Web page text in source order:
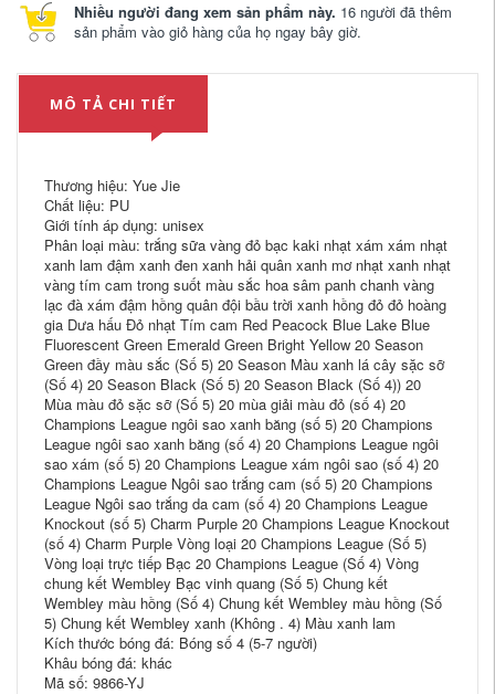
Nhiều người đang xem sản phẩm này. 16 người đã thêm
sản phẩm vào giỏ hàng của họ ngay bây giờ.
MÔ TẢ CHI TIẾT
Thương hiệu: Yue Jie
Chất liệu: PU
Giới tính áp dụng: unisex
Phân loại màu: trắng sữa vàng đỏ bạc kaki nhạt xám xám nhạt
xanh lam đậm xanh đen xanh hải quân xanh mơ nhạt xanh nhạt
vàng tím cam trong suốt màu sắc hoa sâm panh chanh vàng
lạc đà xám đậm hồng quân đội bầu trời xanh hồng đỏ đỏ hoàng
gia Dưa hấu Đỏ nhạt Tím cam Red Peacock Blue Lake Blue
Fluorescent Green Emerald Green Bright Yellow 20 Season
Green đầy màu sắc (Số 5) 20 Season Màu xanh lá cây sặc sỡ
(Số 4) 20 Season Black (Số 5) 20 Season Black (Số 4)) 20
Mùa màu đỏ sặc sỡ (Số 5) 20 mùa giải màu đỏ (số 4) 20
Champions League ngôi sao xanh băng (số 5) 20 Champions
League ngôi sao xanh băng (số 4) 20 Champions League ngôi
sao xám (số 5) 20 Champions League xám ngôi sao (số 4) 20
Champions League Ngôi sao trắng cam (số 5) 20 Champions
League Ngôi sao trắng da cam (số 4) 20 Champions League
Knockout (số 5) Charm Purple 20 Champions League Knockout
(số 4) Charm Purple Vòng loại 20 Champions League (Số 5)
Vòng loại trực tiếp Bạc 20 Champions League (Số 4) Vòng
chung kết Wembley Bạc vinh quang (Số 5) Chung kết
Wembley màu hồng (Số 4) Chung kết Wembley màu hồng (Số
5) Chung kết Wembley xanh (Không . 4) Màu xanh lam
Kích thước bóng đá: Bóng số 4 (5-7 người)
Khâu bóng đá: khác
Mã số: 9866-YJ